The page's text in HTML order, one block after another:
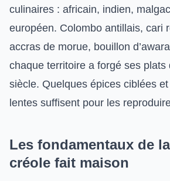
culinaires : africain, indien,
européen. Colombo antillais, cari
accras de morue, bouillon
chaque territoire a forgé ses plats
siècle. Quelques épices ciblées
lentes suffisent pour les
Les fondamentaux de
créole fait maison